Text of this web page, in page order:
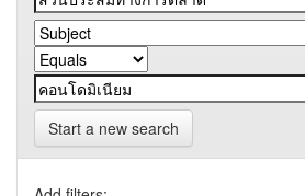
Start a new search